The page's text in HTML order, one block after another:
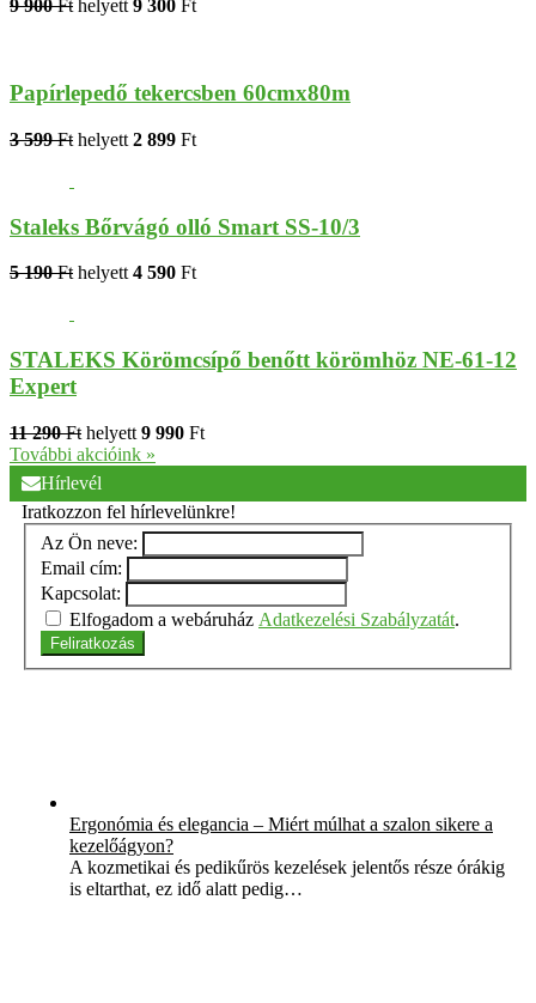
9 900 Fthelyett9 300 Ft
Papírlepedő tekercsben 60cmx80m
3 599 Ft helyett 2 899 Ft
Staleks Bőrvágó olló Smart SS-10/3
5 190 Ft helyett 4 590 Ft
STALEKS Körömcsípő benőtt körömhöz NE-61-12
Expert
11 290 Ft helyett 9 990 Ft
További akcióink »
Hírlevél
Iratkozzon fel hírlevelünkre!
Az Ön neve:
Email cím:
Kapcsolat:
Elfogadom a webáruház Adatkezelési Szabályzatát.
Feliratkozás
Ergonómia és elegancia – Miért múlhat a szalon sikere a
kezelőágyon?
A kozmetikai és pedikűrös kezelések jelentős része órákig
is eltarthat, ez idő alatt pedig…